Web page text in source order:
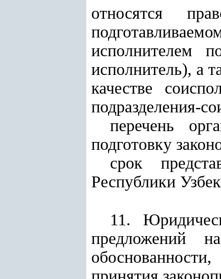
относятся
исполнителем
исполнитель), а
качестве
подразделения-
перечень
подготовку
срок
Республики
11.
предложений